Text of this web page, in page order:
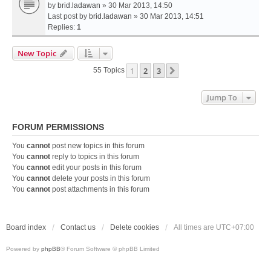
by brid.ladawan » 30 Mar 2013, 14:50
Last post by brid.ladawan » 30 Mar 2013, 14:51
Replies: 1
New Topic
55 Topics 1 2 3
Jump To
FORUM PERMISSIONS
You cannot post new topics in this forum
You cannot reply to topics in this forum
You cannot edit your posts in this forum
You cannot delete your posts in this forum
You cannot post attachments in this forum
Board index Contact us Delete cookies All times are UTC+07:00
Powered by phpBB® Forum Software © phpBB Limited